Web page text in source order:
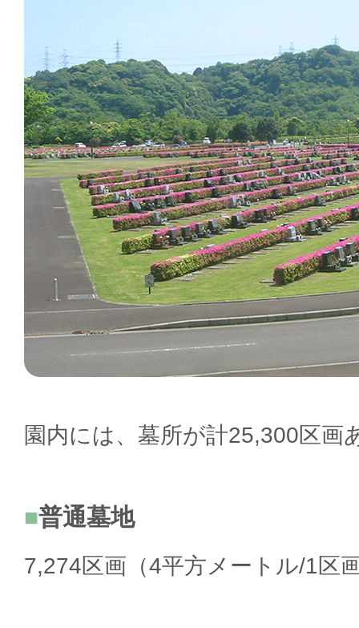
園内には、墓所が計25,300区画
普通墓地
7,274区画（4平方メートル/1区